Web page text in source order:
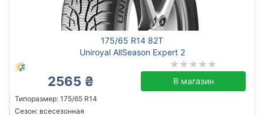
175/65 R14 82T
Uniroyal AllSeason Expert 2
2565 ₴ В магазин
Типоразмер: 175/65 R14
Сезон: всесезонная